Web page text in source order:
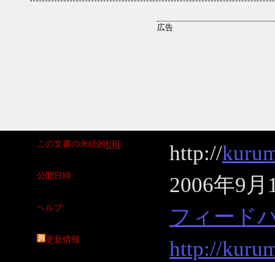
この文書の永続的URI http://
公開日時 2006年9
ヘルプ フィード
更新情報
http://